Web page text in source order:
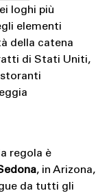
loghi più
elementi
della catena
di Stati Uniti,
regola è
, in Arizona,
da tutti gli